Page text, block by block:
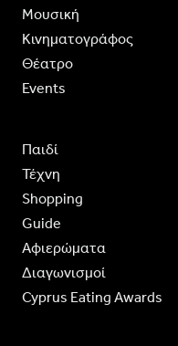
Moυσική
Κινηματογράφος
Θέατρο
Events
Παιδί
Τέχνη
Shopping
Guide
Aφιερώματα
Διαγωνισμοί
Cyprus Eating Awards